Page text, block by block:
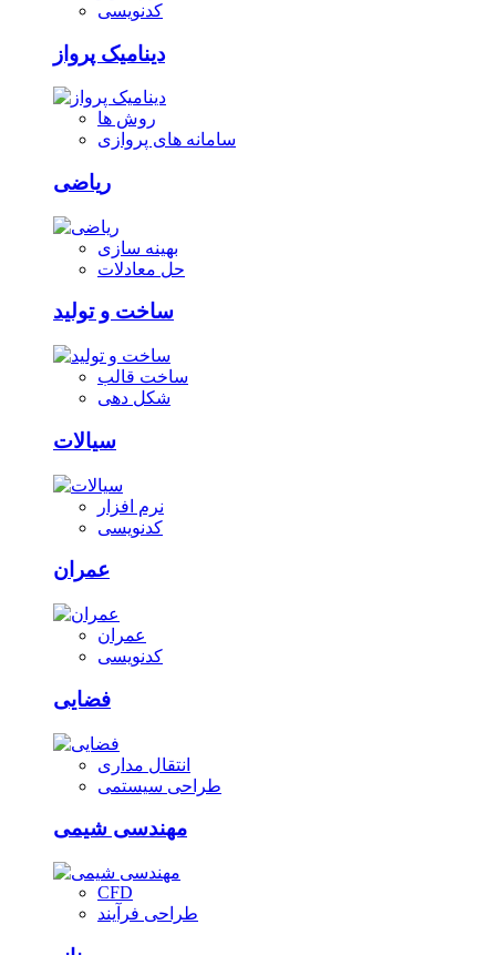
کدنویسی
دینامیک پرواز
روش ها
سامانه های پروازی
ریاضی
بهینه سازی
حل معادلات
ساخت و تولید
ساخت قالب
شکل دهی
سیالات
نرم افزار
کدنویسی
عمران
عمران
کدنویسی
فضایی
انتقال مداری
طراحی سیستمی
مهندسی شیمی
CFD
طراحی فرآیند